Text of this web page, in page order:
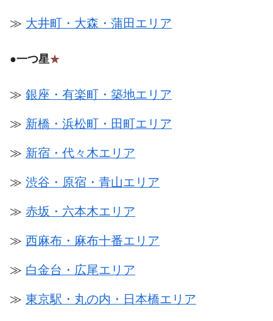
≫ 大井町・大森・蒲田エリア
●一つ星★
≫ 銀座・有楽町・築地エリア
≫ 新橋・浜松町・田町エリア
≫ 新宿・代々木エリア
≫ 渋谷・原宿・青山エリア
≫ 赤坂・六本木エリア
≫ 西麻布・麻布十番エリア
≫ 白金台・広尾エリア
≫ 東京駅・丸の内・日本橋エリア